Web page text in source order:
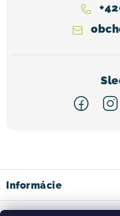
p
ä
t
Informácie
Kontakty